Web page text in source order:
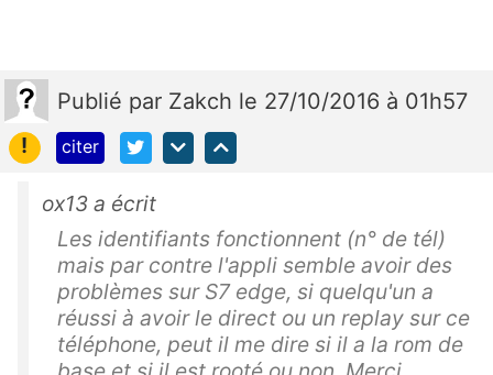
Publié par Zakch le 27/10/2016 à 01h57
!
citer
ox13 a écrit
Les identifiants fonctionnent (n° de tél)
mais par contre l'appli semble avoir des
problèmes sur S7 edge, si quelqu'un a
réussi à avoir le direct ou un replay sur ce
téléphone, peut il me dire si il a la rom de